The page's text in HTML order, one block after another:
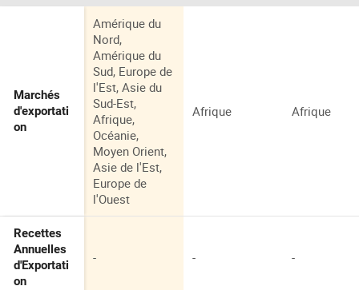
Marchés
d'exportati
on
Amérique du
Nord,
Amérique du
Sud, Europe de
l'Est, Asie du
Sud-Est,
Afrique,
Océanie,
Moyen Orient,
Asie de l'Est,
Europe de
l'Ouest
Afrique Afrique
Recettes
Annuelles
d'Exportati
on
- - -